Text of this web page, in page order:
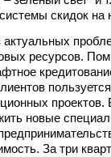
скидок на
ресурсов.
новые
За три